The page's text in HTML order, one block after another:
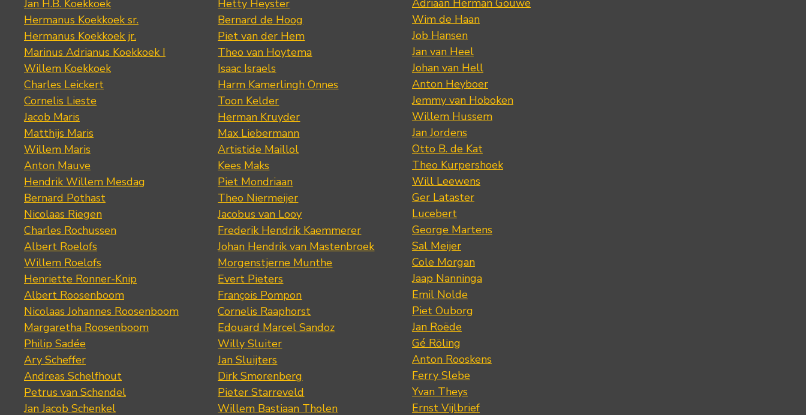
Jan H.B. Koekkoek
Hermanus Koekkoek sr.
Hermanus Koekkoek jr.
Marinus Adrianus Koekkoek I
Willem Koekkoek
Charles Leickert
Cornelis Lieste
Jacob Maris
Matthijs Maris
Willem Maris
Anton Mauve
Hendrik Willem Mesdag
Bernard Pothast
Nicolaas Riegen
Charles Rochussen
Albert Roelofs
Willem Roelofs
Henriette Ronner-Knip
Albert Roosenboom
Nicolaas Johannes Roosenboom
Margaretha Roosenboom
Philip Sadée
Ary Scheffer
Andreas Schelfhout
Petrus van Schendel
Jan Jacob Schenkel
Hetty Heyster
Bernard de Hoog
Piet van der Hem
Theo van Hoytema
Isaac Israels
Harm Kamerlingh Onnes
Toon Kelder
Herman Kruyder
Max Liebermann
Artistide Maillol
Kees Maks
Piet Mondriaan
Theo Niermeijer
Jacobus van Looy
Frederik Hendrik Kaemmerer
Johan Hendrik van Mastenbroek
Morgenstjerne Munthe
Evert Pieters
François Pompon
Cornelis Raaphorst
Edouard Marcel Sandoz
Willy Sluiter
Jan Sluijters
Dirk Smorenberg
Pieter Starreveld
Willem Bastiaan Tholen
Wim de Haan
Job Hansen
Jan van Heel
Johan van Hell
Anton Heyboer
Jemmy van Hoboken
Willem Hussem
Jan Jordens
Otto B. de Kat
Theo Kurpershoek
Will Leewens
Ger Lataster
Lucebert
George Martens
Sal Meijer
Cole Morgan
Jaap Nanninga
Emil Nolde
Piet Ouborg
Jan Roëde
Gé Röling
Anton Rooskens
Ferry Slebe
Yvan Theys
Ernst Vijlbrief